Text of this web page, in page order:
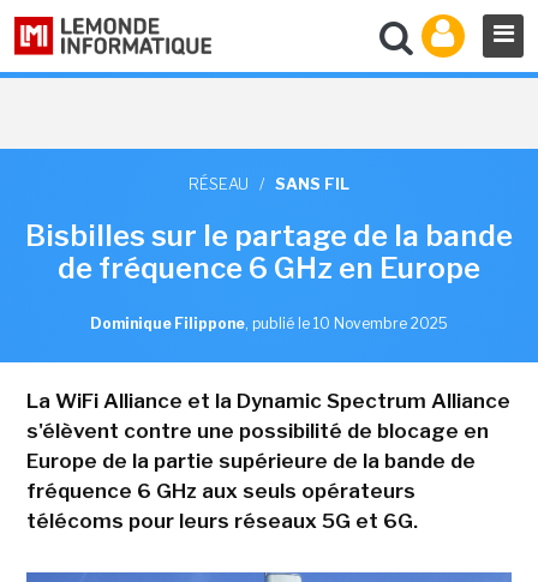
RÉSEAU / SANS FIL
Bisbilles sur le partage de la bande
de fréquence 6 GHz en Europe
Dominique Filippone, publié le 10 Novembre 2025
La WiFi Alliance et la Dynamic Spectrum Alliance
s'élèvent contre une possibilité de blocage en
Europe de la partie supérieure de la bande de
fréquence 6 GHz aux seuls opérateurs
télécoms pour leurs réseaux 5G et 6G.